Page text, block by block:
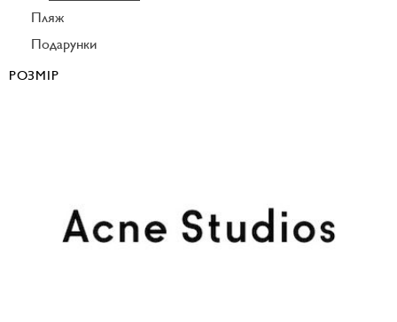
Пляж
Подарунки
РОЗМІР